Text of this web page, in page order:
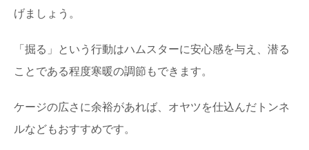
げましょう。
「掘る」という行動はハムスターに安心感を与え、潜る
ことである程度寒暖の調節もできます。
ケージの広さに余裕があれば、オヤツを仕込んだトンネ
ルなどもおすすめです。